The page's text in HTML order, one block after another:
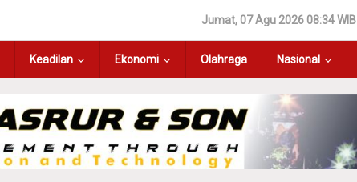
Jumat, 07 Agu 2026 08:34 WIB
Keadilan Ekonomi Olahraga Nasional